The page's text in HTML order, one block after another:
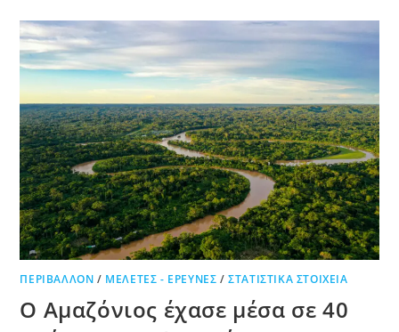
ΠΕΡΙΒΆΛΛΟΝ / ΜΕΛΈΤΕΣ - ΈΡΕΥΝΕΣ /ΣΤΑΤΙΣΤΙΚΆ ΣΤΟΙΧΕΊΑ
Ο Αμαζόνιος έχασε μέσα σε 40